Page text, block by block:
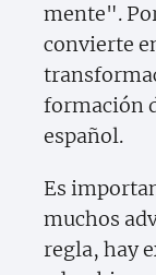
mente".
convierte
formación
español.
Es
muchos
regla, hay